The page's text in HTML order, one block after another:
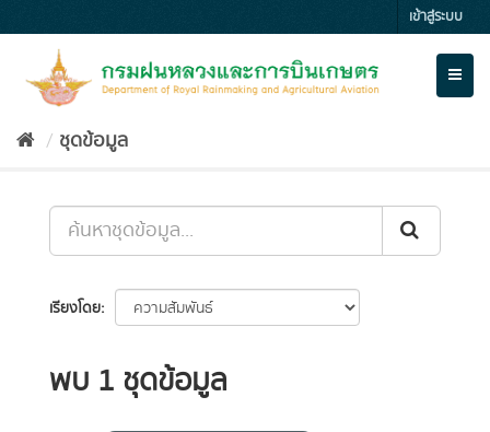
to
เข้าสู่ระบบ
ชุดข้อมูล
เรียงโดย
พบ 1 ชุดข้อมูล